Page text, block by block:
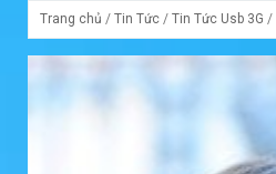
Trang chủ / Tin Tức / Tin Tức Usb 3G /